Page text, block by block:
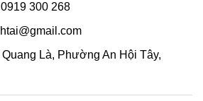
300 268
Là, Phường An Hội Tây,